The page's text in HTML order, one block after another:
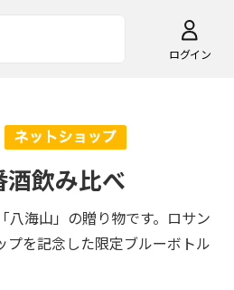
ログイン
飲み比べ
八海山」の贈り物です。ロサン
プを記念した限定ブルーボトル